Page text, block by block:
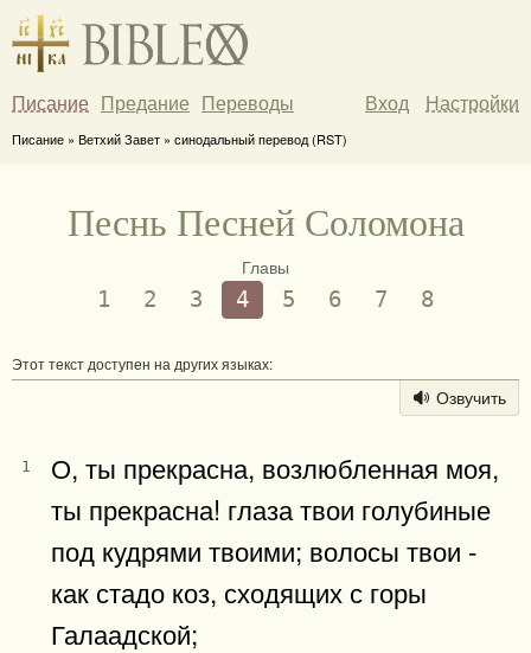
Писание Предание Переводы Вход Настройки
Писание » Ветхий Завет » синодальный перевод (RST)
Песнь Песней Соломона
Главы
1 2 3 4 5 6 7 8
Этот текст доступен на других языках:
Озвучить
1
О, ты прекрасна, возлюбленная моя,
ты прекрасна! глаза твои голубиные
под кудрями твоими; волосы твои -
как стадо коз, сходящих с горы
Галаадской;